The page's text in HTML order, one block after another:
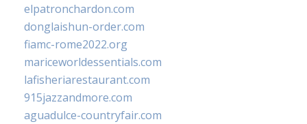
elpatronchardon.com
donglaishun-order.com
fiamc-rome2022.org
mariceworldessentials.com
lafisheriarestaurant.com
915jazzandmore.com
aguadulce-countryfair.com